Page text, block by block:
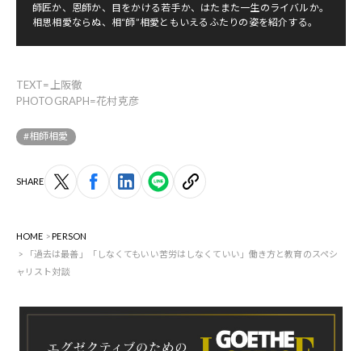
師匠か、恩師か、目をかける若手か、はたまた一生のライバルか。
相思相愛ならぬ、相“師”相愛ともいえるふたりの姿を紹介する。
TEXT=上阪徹
PHOTOGRAPH=花村克彦
#相師相愛
SHARE
HOME
PERSON
「過去は最善」「しなくてもいい苦労はしなくていい」働き方と教育のスペシ
ャリスト対談